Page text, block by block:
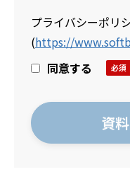
プライバシーポリ
(https://
同意する